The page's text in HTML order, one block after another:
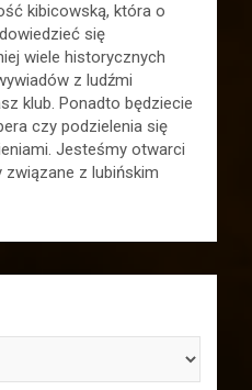
kibicowską, która o
się
wiele historycznych
z ludźmi
klub. Ponadto będziecie
czy podzielenia się
Jesteśmy otwarci
z lubińskim